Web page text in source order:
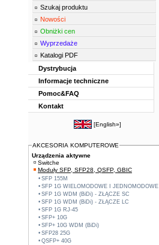
Szukaj produktu
Nowości
Obniżki cen
Wyprzedaże
Katalogi PDF
Dystrybucja
Informacje techniczne
Pomoc&FAQ
Kontakt
[English»]
AKCESORIA KOMPUTEROWE
Urządzenia aktywne
Switche
Moduły SFP, SFP28, QSFP, GBIC
SFP 155M
SFP 1G WIELOMODOWE I JEDNOMODOWE
SFP 1G WDM (BiDi) - ZŁĄCZE SC
SFP 1G WDM (BiDi) - ZŁĄCZE LC
SFP 1G RJ-45
SFP+ 10G
SFP+ 10G WDM (BiDi)
SFP28 25G
QSFP+ 40G